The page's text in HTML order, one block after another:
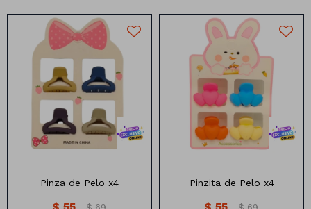
Pinza para pelo x4 unidades
Pinza de Pelo x4
Pinzita de pelo x4 unidades
Colores surtidos
Pinzita de Pelo x4
Marcadores
Pizarrones
Organza